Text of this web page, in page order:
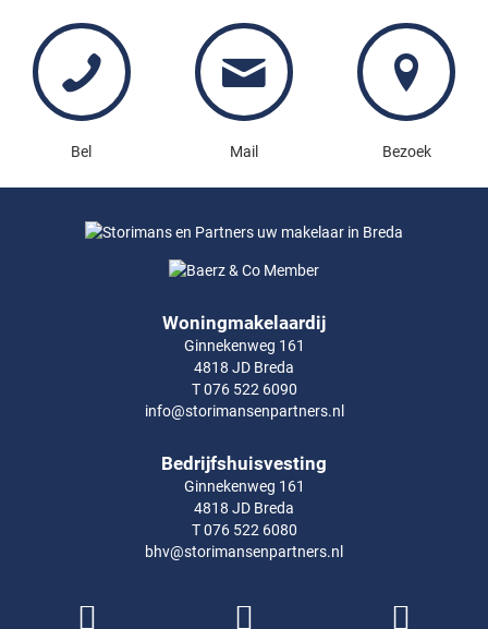
Bel Mail Bezoek
Woningmakelaardij
Ginnekenweg 161
4818 JD Breda
T 076 522 6090
info@storimansenpartners.nl
Bedrijfshuisvesting
Ginnekenweg 161
4818 JD Breda
T 076 522 6080
bhv@storimansenpartners.nl